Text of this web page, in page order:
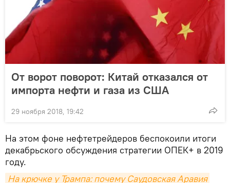
От ворот поворот: Китай отказался от
импорта нефти и газа из США
29 ноября 2018, 19:42
На этом фоне нефтетрейдеров беспокоили итоги
декабрьского обсуждения стратегии ОПЕК+ в 2019
году.
На крючке у Трампа: почему Саудовская Аравия